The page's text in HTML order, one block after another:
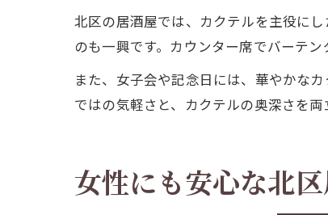
北区の居酒屋では、カクテルを主役に
のも一興です。カウンター席でバーテ
また、女子会や記念日には、華やかな
ではの気軽さと、カクテルの奥深さを
女性にも安心な北